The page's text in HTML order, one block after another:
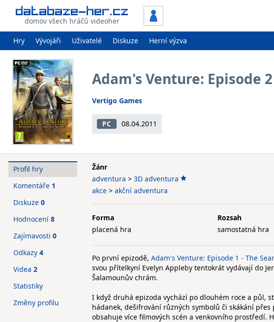
domov všech hráčů videoher
Hry Vývojáři Uživatelé Diskuze Herní výzva
Adam's Venture: Episode
Vertigo Games
PC 08.04.2011
Žánr
adventura > 3D adventura
akce > akční adventura
Forma
placená hra
Rozsah
samostatná hra
Po první epizodě, Adam's Venture: Episode 1 - The
svou přítelkyní Evelyn Appleby tentokrát vydávají do
Šalamounův chrám.
I když druhá epizoda vychází po dlouhém roce a půl,
hádanek, dešifrování různých symbolů či skákání
obsahuje více filmových scén a venkovního prostředí.
Profil hry
Komentáře 1
Diskuze 0
Hodnocení 8
Zajímavosti 0
Odkazy 4
Videa 2
Statistiky
Změny profilu